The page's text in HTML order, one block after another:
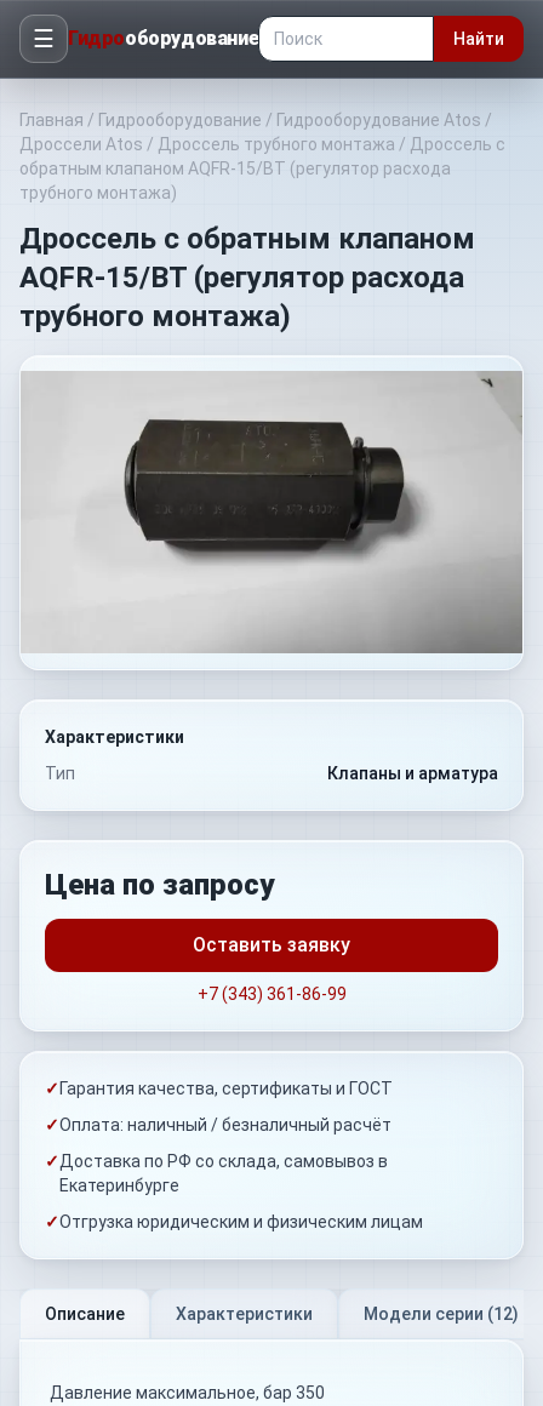
☰ Гидрооборудование Найти
Главная / Гидрооборудование / Гидрооборудование Atos /
Дроссели Atos / Дроссель трубного монтажа / Дроссель с
обратным клапаном AQFR-15/BT (регулятор расхода
трубного монтажа)
Дроссель с обратным клапаном
AQFR-15/BT (регулятор расхода
трубного монтажа)
Характеристики
Тип
Клапаны и арматура
Цена по запросу
Оставить заявку
+7 (343) 361-86-99
✓ Гарантия качества, сертификаты и ГОСТ
✓Оплата: наличный / безналичный расчёт
✓Доставка по РФ со склада, самовывоз в
Екатеринбурге
✓Отгрузка юридическим и физическим лицам
Описание Характеристики Модели серии (12)
Давление максимальное, бар 350